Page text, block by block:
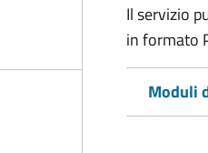
Il servizio
in formato
Moduli